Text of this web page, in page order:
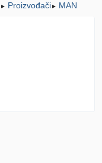
► Proizvođači► MAN